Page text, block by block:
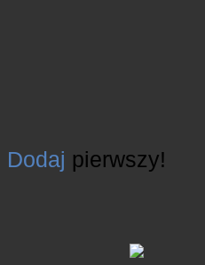
Dodaj pierwszy!